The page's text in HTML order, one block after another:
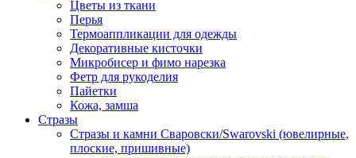
Цветы из ткани
Перья
Термоаппликации для одежды
Декоративные кисточки
Микробисер и фимо нарезка
Фетр для рукоделия
Пайетки
Кожа, замша
Стразы
Стразы и камни Сваровски/Swarovski (ювелирные,
плоские, пришивные)